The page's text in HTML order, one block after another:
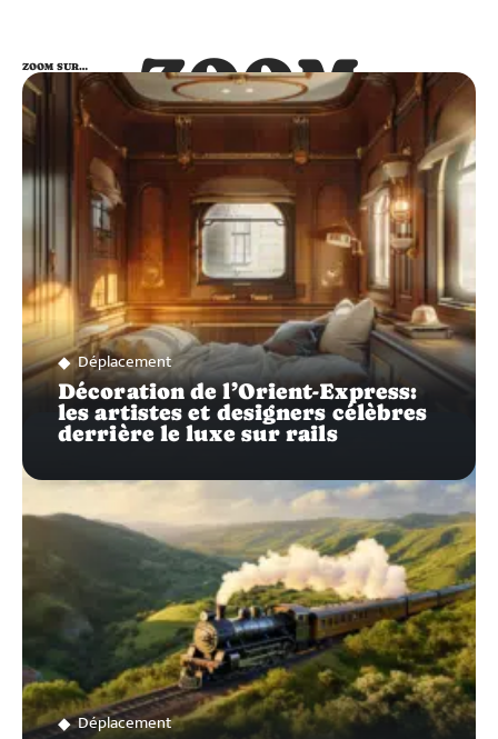
ZOOM
SUR…
ZOOM SUR…
Déplacement
Décoration de l’Orient-Express:
les artistes et designers célèbres
derrière le luxe sur rails
Déplacement